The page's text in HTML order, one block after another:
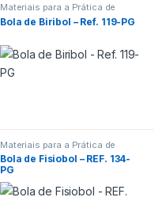
Materiais para a Prática de
Esportes
Bola de Biribol – Ref. 119-PG
Materiais para a Prática de
Esportes
Bola de Fisiobol – REF. 134-
PG